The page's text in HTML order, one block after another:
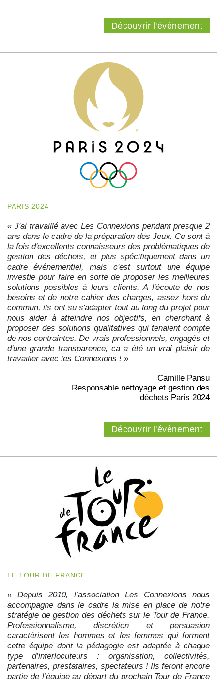
Découvrir l'évènement
PARIS 2024
« J'ai travaillé avec Les Connexions pendant presque 2
ans dans le cadre de la préparation des Jeux. Ce sont à
la fois d'excellents connaisseurs des problématiques de
gestion des déchets, et plus spécifiquement dans un
cadre événementiel, mais c'est surtout une équipe
investie pour faire en sorte de proposer les meilleures
solutions possibles à leurs clients. A l'écoute de nos
besoins et de notre cahier des charges, assez hors du
commun, ils ont su s'adapter tout au long du projet pour
nous aider à atteindre nos objectifs, en cherchant à
proposer des solutions qualitatives qui tenaient compte
de nos contraintes. De vrais professionnels, engagés et
d'une grande transparence, ca a été un vrai plaisir de
travailler avec les Connexions ! »
Camille Pansu
Responsable nettoyage et gestion des
déchets Paris 2024
Découvrir l'évènement
LE TOUR DE FRANCE
« Depuis 2010, l’association Les Connexions nous
accompagne dans le cadre la mise en place de notre
stratégie de gestion des déchets sur le Tour de France.
Professionnalisme, discrétion et persuasion
caractérisent les hommes et les femmes qui forment
cette équipe dont la pédagogie est adaptée à chaque
type d’interlocuteurs : organisation, collectivités,
partenaires, prestataires, spectateurs ! Ils feront encore
partie de l’équipe au départ du prochain Tour de France